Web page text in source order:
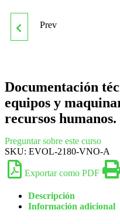
DOCUMENTACIÓN EN
DISTINTA DEL INGLÉS,
PARA EL COMERCIO
INTERNACIONAL
Prev
Documentación
equipos y
recursos humanos.
Preguntar sobre este curso
SKU: EVOL-2180-VNO-A
Exportar como PDF
Descripción
Información adicional